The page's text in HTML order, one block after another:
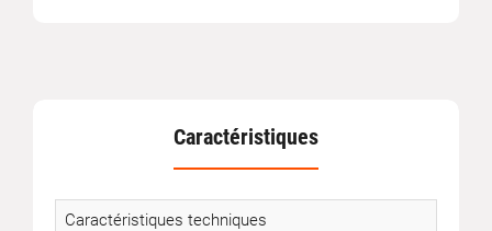
Caractéristiques
Caractéristiques techniques